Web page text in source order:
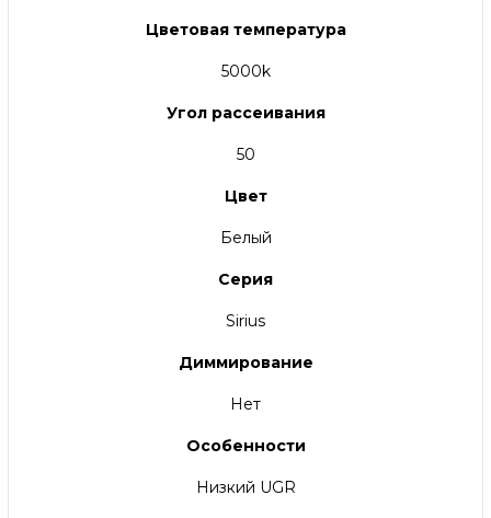
Цветовая температура
5000k
Угол рассеивания
50
Цвет
Белый
Серия
Sirius
Диммирование
Нет
Особенности
Низкий UGR